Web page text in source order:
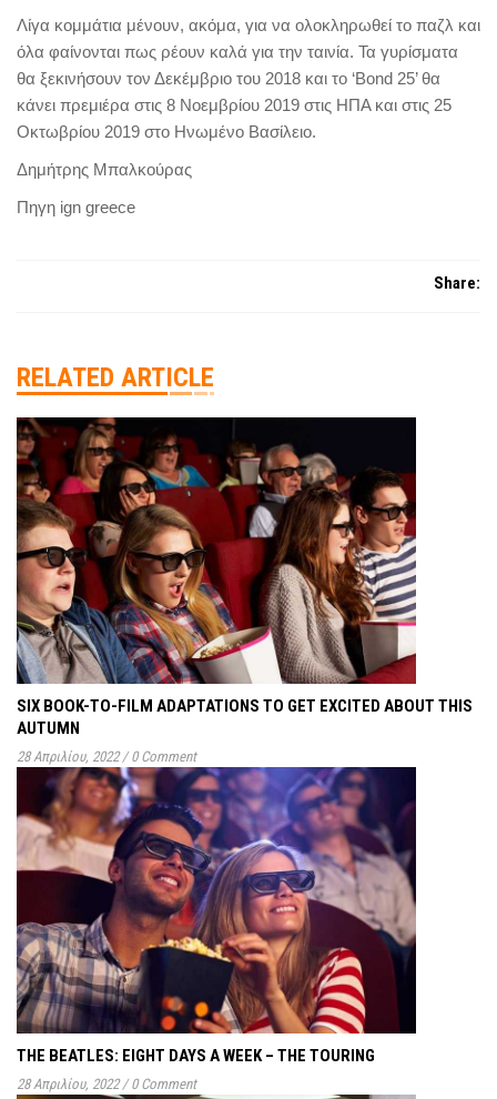
Λίγα κομμάτια μένουν, ακόμα, για να ολοκληρωθεί το παζλ και
όλα φαίνονται πως ρέουν καλά για την ταινία. Τα γυρίσματα
θα ξεκινήσουν τον Δεκέμβριο του 2018 και το ‘Bond 25’ θα
κάνει πρεμιέρα στις 8 Νοεμβρίου 2019 στις ΗΠΑ και στις 25
Οκτωβρίου 2019 στο Ηνωμένο Βασίλειο.
Δημήτρης Μπαλκούρας
Πηγη ign greece
Share:
RELATED ARTICLE
SIX BOOK-TO-FILM ADAPTATIONS TO GET EXCITED ABOUT THIS
AUTUMN
28 Απριλίου, 2022 / 0 Comment
THE BEATLES: EIGHT DAYS A WEEK – THE TOURING
28 Απριλίου, 2022 / 0 Comment